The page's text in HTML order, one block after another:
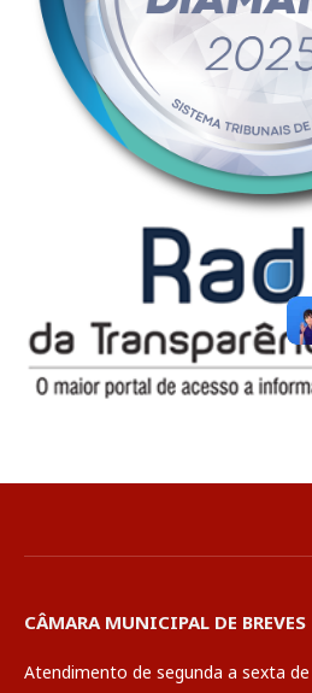
CÂMARA MUNICIPAL DE BREVES
Atendimento de segunda a sexta de